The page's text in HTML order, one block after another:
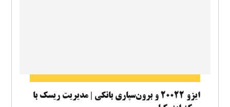
ایزو ۲۰۰۲۲ و برون‌سپاری بانکی | مدیریت ریسک با